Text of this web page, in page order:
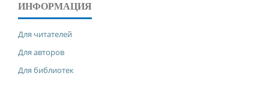
ИНФОРМАЦИЯ
Для читателей
Для авторов
Для библиотек